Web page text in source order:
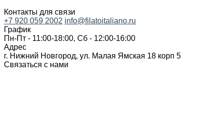
Контакты для связи
+7 920 059 2002 info@filatoitaliano.ru
График
Пн-Пт - 11:00-18:00, Сб - 12:00-16:00
Адрес
г. Нижний Новгород, ул. Малая Ямская 18 корп 5
Связаться с нами